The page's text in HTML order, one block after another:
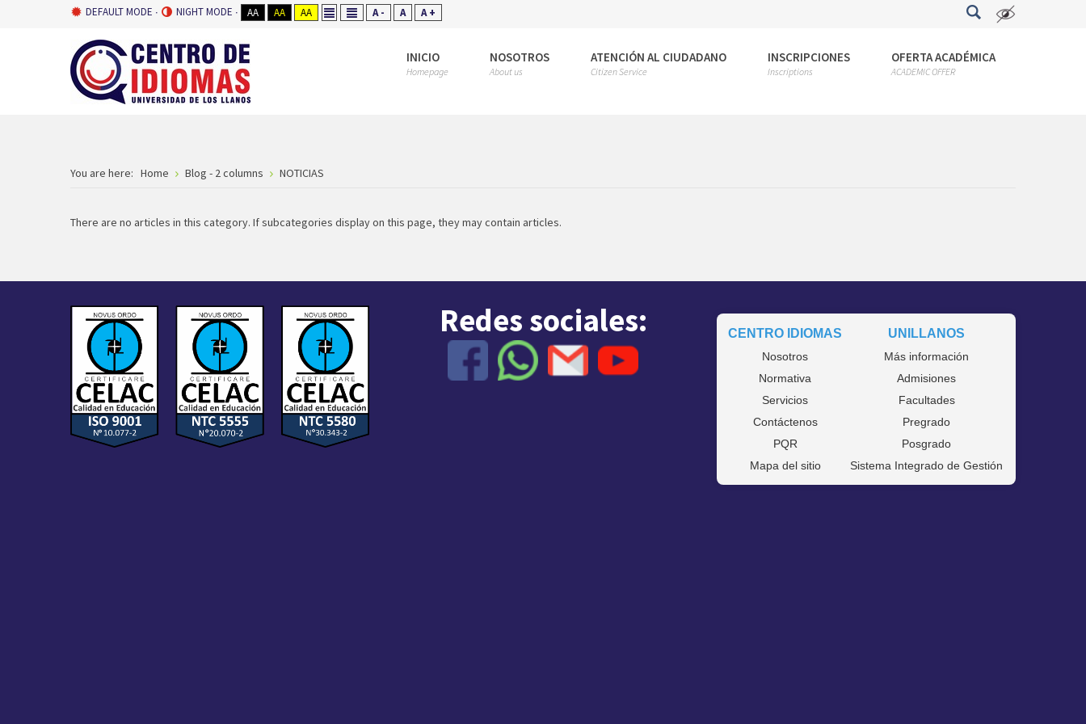
DEFAULT MODE NIGHT MODE AA AA AA A - A A +
INICIO
Homepage
NOSOTROS
About us
ATENCIÓN AL CIUDADANO
Citizen Service
INSCRIPCIONES
Inscriptions
OFERTA ACADÉMICA
ACADEMIC OFFER
You are here: Home Blog - 2 columns NOTICIAS
There are no articles in this category. If subcategories display on this page, they may contain articles.
Redes sociales: CENTRO IDIOMAS UNILLANOS
Nosotros
Más información
Normativa
Admisiones
Servicios
Facultades
Contáctenos
Pregrado
PQR
Posgrado
Mapa del sitio
Sistema Integrado de Gestión